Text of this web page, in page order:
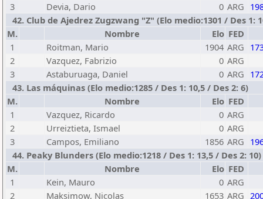
3
Devia, Dario 0 ARG
42. Club de Ajedrez Zugzwang "Z" (Elo medio:1301 / Des 1:
M.
Nombre Elo FED
1
Roitman, Mario 1904 ARG
2
Vazquez, Fabrizio 0 ARG
3
Astaburuaga, Daniel 0 ARG
43. Las máquinas (Elo medio:1285 / Des 1: 10,5 / Des 2: 6)
M.
Nombre Elo FED
1
Vazquez, Ricardo 0 ARG
2
Urreiztieta, Ismael 0 ARG
3
Campos, Emiliano 1856 ARG
44. Peaky Blunders (Elo medio:1218 / Des 1: 13,5 / Des 2: 10)
M.
Nombre Elo FED
1
Kein, Mauro 0 ARG
2
Maksimow, Nicolas 1653 ARG